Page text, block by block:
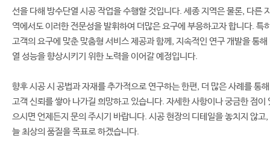
선을 다해 방수단열 시공 작업을 수행할 것입니다. 세종 지역은 물론, 다른
역에서도 이러한 전문성을 발휘하여 더많은 요구에 부응하고자 합니다. 특
고객의 요구에 맞춘 맞춤형 서비스 제공과 함께, 지속적인 연구 개발을 통해
열 성능을 향상시키기 위한 노력을 이어갈 예정입니다.
향후 시공 시 공법과 자재를 추가적으로 연구하는 한편, 더 많은 사례를 통해
고객 신뢰를 쌓아 나가길 희망하고 있습니다. 자세한 사항이나 궁금한 점이
으시면 언제든지 문의 주시기 바랍니다. 시공 현장의 디테일을 놓치지 않고,
늘 최상의 품질을 목표로 하겠습니다.